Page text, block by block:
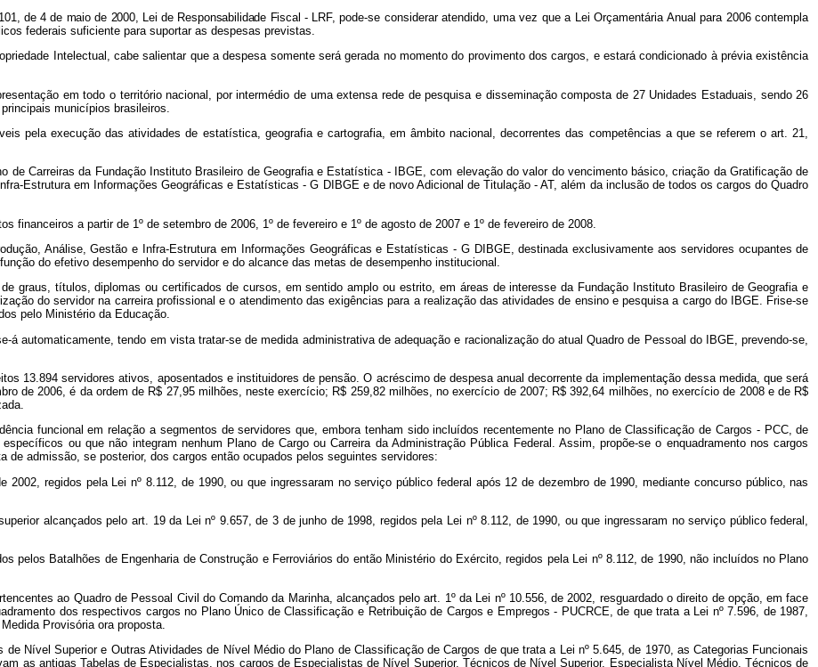
de 4 de maio de 2000, Lei de Responsabilidade Fiscal - LRF,pode-se considerar atendido, uma vez que a Lei Orçamentária Anual para 2006 contempla
federais suficiente para suportar as despesas previstas.
Intelectual, cabe salientar que a despesa somente será gerada no momento do provimento dos cargos, e estará condicionado à prévia existência
em todo o território nacional, por intermédio de uma extensa rede de pesquisa e disseminação composta de 27 Unidades Estaduais, sendo 26
municípios brasileiros.
pela execução das atividades de estatística, geografia e cartografia, em âmbito nacional, decorrentes das competências a que se referem o art. 21,
de Carreiras da Fundação Instituto Brasileiro de Geografia e Estatística - IBGE, com elevação do valor do vencimento básico, criação da Gratificação de
Estrutura em Informações Geográficas e Estatísticas - G DIBGE e de novo Adicional de Titulação - AT, além da inclusão de todos os cargos do Quadro
financeiros a partir de 1º de setembro de 2006, 1º de fevereiro e 1º de agosto de 2007 e 1º de fevereiro de 2008.
Análise, Gestão e Infra-Estrutura em Informações Geográficas e Estatísticas - G DIBGE,destinada exclusivamente aos servidores ocupantes de
do efetivo desempenho do servidor e do alcance das metas de desempenho institucional.
graus, títulos, diplomas ou certificados de cursos, em sentido amplo ou estrito, em áreas de interesse da Fundação Instituto Brasileiro de Geografia e
do servidor na carreira profissional e o atendimento das exigências para a realização das atividades de ensino e pesquisa a cargo do IBGE. Frise-se
pelo Ministério da Educação.
á automaticamente, tendo em vista tratar-se de medida administrativa de adequação e racionalização do atual Quadro de Pessoal do IBGE, prevendo-se,
13.894 servidores ativos, aposentados e instituidores de pensão. O acréscimo de despesa anual decorrente da implementação dessa medida, que será
de 2006, é da ordem de R$ 27,95 milhões, neste exercício; R$ 259,82 milhões, no exercício de 2007; R$ 392,64 milhões, no exercício de 2008 e de R$
funcional em relação a segmentos de servidores que, embora tenham sido incluídos recentemente no Plano de Classificação de Cargos - PCC, de
ou que não integram nenhum Plano de Cargo ou Carreira da Administração Pública Federal. Assim, propõe-se o enquadramento nos cargos
de admissão, se posterior, dos cargos então ocupados pelos seguintes servidores:
2002, regidos pela Lei nº 8.112, de 1990, ou que ingressaram no serviço público federal após 12 de dezembro de 1990, mediante concurso público, nas
alcançados pelo art. 19 da Lei nº 9.657, de 3 de junho de 1998, regidos pela Lei nº 8.112, de 1990, ou que ingressaram no serviço público federal,
pelos Batalhões de Engenharia de Construção e Ferroviários do então Ministério do Exército, regidos pela Lei nº 8.112, de 1990, não incluídos no Plano
ao Quadro de Pessoal Civil do Comando da Marinha, alcançados pelo art. 1º da Lei nº 10.556, de 2002, resguardado o direito de opção, em face
dos respectivos cargos no Plano Único de Classificação e Retribuição de Cargos e Empregos - PUCRCE, de que trata a Lei nº 7.596, de 1987,
Provisória ora proposta.
Nível Superior e Outras Atividades de Nível Médio do Plano de Classificação de Cargos de que trata a Lei nº 5.645, de 1970, as Categorias Funcionais
as antigas Tabelas de Especialistas, nos cargos de Especialistas de Nível Superior, Técnicos de Nível Superior, Especialista Nível Médio, Técnicos de